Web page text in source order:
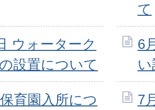
て
ウォーターク
設置について
6
育園入所につ
7